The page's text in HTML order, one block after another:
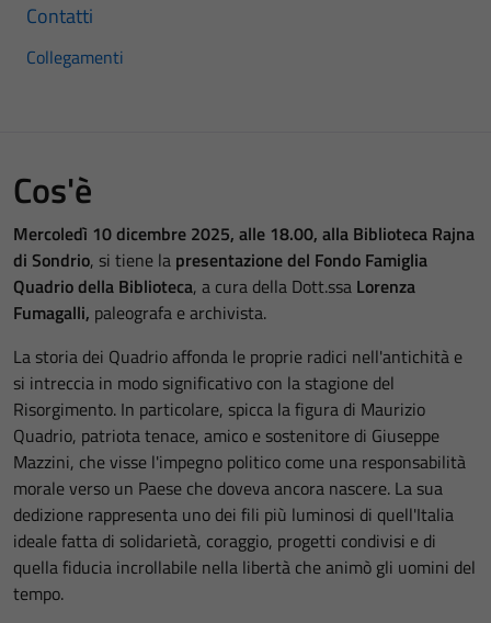
Contatti
Collegamenti
Cos'è
Mercoledì 10 dicembre 2025, alle 18.00, alla Biblioteca Rajna
di Sondrio, si tiene la presentazione del Fondo Famiglia
Quadrio della Biblioteca, a cura della Dott.ssa Lorenza
Fumagalli, paleografa e archivista.
La storia dei Quadrio affonda le proprie radici nell'antichità e
si intreccia in modo significativo con la stagione del
Risorgimento. In particolare, spicca la figura di Maurizio
Quadrio, patriota tenace, amico e sostenitore di Giuseppe
Mazzini, che visse l'impegno politico come una responsabilità
morale verso un Paese che doveva ancora nascere. La sua
dedizione rappresenta uno dei fili più luminosi di quell'Italia
ideale fatta di solidarietà, coraggio, progetti condivisi e di
quella fiducia incrollabile nella libertà che animò gli uomini del
tempo.